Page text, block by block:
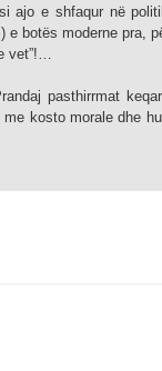
ajo e shfaqur në
botës moderne pra,
vet”!…
pasthirrmat
kosto morale dhe